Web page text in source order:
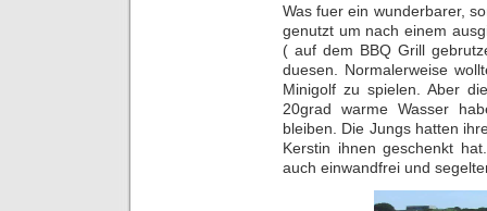
Was fuer ein wunderbarer,
genutzt um nach einem
( auf dem BBQ Grill
duesen. Normalerweise
Minigolf zu spielen. Aber
20grad warme Wasser
bleiben. Die Jungs hatten
Kerstin ihnen geschenkt
auch einwandfrei und